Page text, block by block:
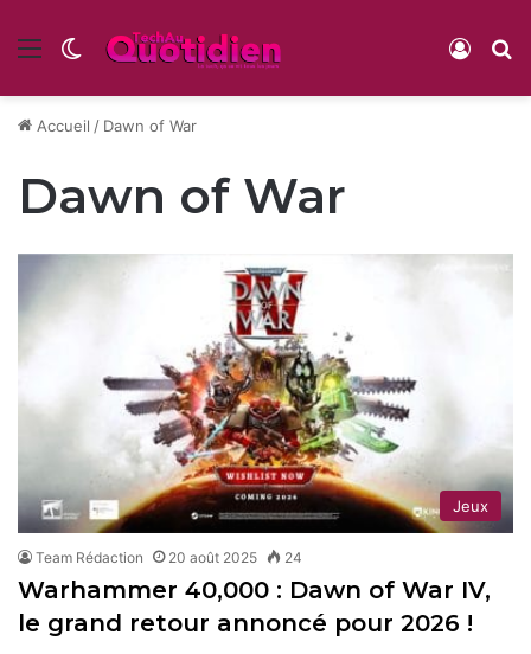
Menu Switch skin
Accueil / Dawn of War
Dawn of War
Jeux
Team Rédaction 20 août 2025 24
Warhammer 40,000 : Dawn of War IV,
le grand retour annoncé pour 2026 !